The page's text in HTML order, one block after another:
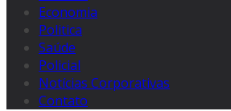
Economia
Politica
Saúde
Policial
Notícias Corporativas
Contato